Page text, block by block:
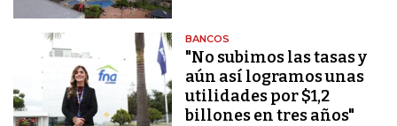
BANCOS
"No subimos las tasas y
aún así logramos unas
utilidades por $1,2
billones en tres años"